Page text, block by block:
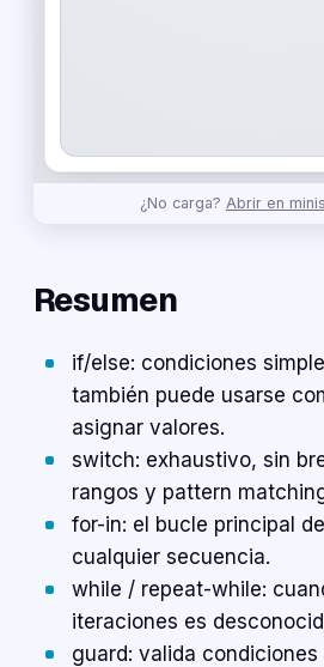
¿No carga? Abrir en
Resumen
if/else: condiciones
también puede usarse
asignar valores.
switch: exhaustivo, sin
rangos y pattern
for-in: el bucle principal
cualquier secuencia.
while / repeat-while:
iteraciones es
guard: valida